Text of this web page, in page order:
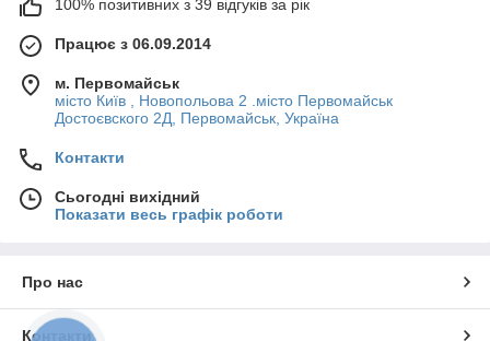
100% позитивних з 39 відгуків за рік
Працює з 06.09.2014
м. Первомайськ
місто Київ , Новопольова 2 .місто Первомайськ
Достоєвского 2Д, Первомайськ, Україна
Контакти
Сьогодні вихідний
Показати весь графік роботи
Про нас
Контакти